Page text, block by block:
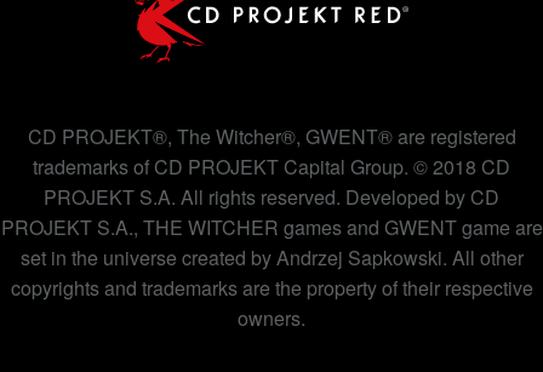
CD PROJEKT®, The Witcher®, GWENT® are registered
trademarks of CD PROJEKT Capital Group. © 2018 CD
PROJEKT S.A. All rights reserved. Developed by CD
PROJEKT S.A., THE WITCHER games and GWENT game are
set in the universe created by Andrzej Sapkowski. All other
copyrights and trademarks are the property of their respective
owners.